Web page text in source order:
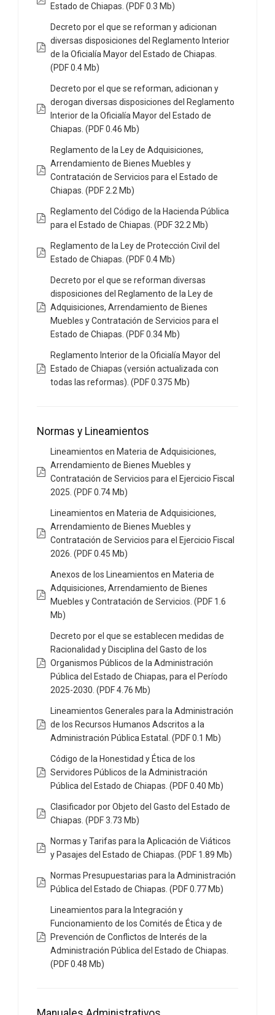
Estado de Chiapas. (PDF 0.3 Mb)
Decreto por el que se reforman y adicionan
diversas disposiciones del Reglamento Interior
de la Oficialía Mayor del Estado de Chiapas.
(PDF 0.4 Mb)
Decreto por el que se reforman, adicionan y
derogan diversas disposiciones del Reglamento
Interior de la Oficialía Mayor del Estado de
Chiapas. (PDF 0.46 Mb)
Reglamento de la Ley de Adquisiciones,
Arrendamiento de Bienes Muebles y
Contratación de Servicios para el Estado de
Chiapas. (PDF 2.2 Mb)
Reglamento del Código de la Hacienda Pública
para el Estado de Chiapas. (PDF 32.2 Mb)
Reglamento de la Ley de Protección Civil del
Estado de Chiapas. (PDF 0.4 Mb)
Decreto por el que se reforman diversas
disposiciones del Reglamento de la Ley de
Adquisiciones, Arrendamiento de Bienes
Muebles y Contratación de Servicios para el
Estado de Chiapas. (PDF 0.34 Mb)
Reglamento Interior de la Oficialía Mayor del
Estado de Chiapas (versión actualizada con
todas las reformas). (PDF 0.375 Mb)
Normas y Lineamientos
Lineamientos en Materia de Adquisiciones,
Arrendamiento de Bienes Muebles y
Contratación de Servicios para el Ejercicio Fiscal
2025. (PDF 0.74 Mb)
Lineamientos en Materia de Adquisiciones,
Arrendamiento de Bienes Muebles y
Contratación de Servicios para el Ejercicio Fiscal
2026. (PDF 0.45 Mb)
Anexos de los Lineamientos en Materia de
Adquisiciones, Arrendamiento de Bienes
Muebles y Contratación de Servicios. (PDF 1.6
Mb)
Decreto por el que se establecen medidas de
Racionalidad y Disciplina del Gasto de los
Organismos Públicos de la Administración
Pública del Estado de Chiapas, para el Período
2025-2030. (PDF 4.76 Mb)
Lineamientos Generales para la Administración
de los Recursos Humanos Adscritos a la
Administración Pública Estatal. (PDF 0.1 Mb)
Código de la Honestidad y Ética de los
Servidores Públicos de la Administración
Pública del Estado de Chiapas. (PDF 0.40 Mb)
Clasificador por Objeto del Gasto del Estado de
Chiapas. (PDF 3.73 Mb)
Normas y Tarifas para la Aplicación de Viáticos
y Pasajes del Estado de Chiapas. (PDF 1.89 Mb)
Normas Presupuestarias para la Administración
Pública del Estado de Chiapas. (PDF 0.77 Mb)
Lineamientos para la Integración y
Funcionamiento de los Comités de Ética y de
Prevención de Conflictos de Interés de la
Administración Pública del Estado de Chiapas.
(PDF 0.48 Mb)